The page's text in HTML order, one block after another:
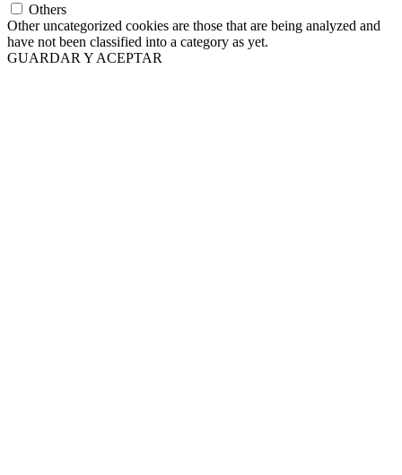
Others
Other uncategorized cookies are those that are being analyzed and
have not been classified into a category as yet.
GUARDAR Y ACEPTAR